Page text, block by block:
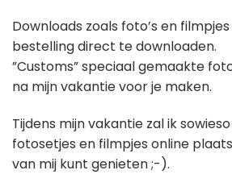
Downloads zoals foto’s en filmpjes
bestelling direct te downloaden.
”Customs” speciaal gemaakte
na mijn vakantie voor je maken.
Tijdens mijn vakantie zal ik
fotosetjes en filmpjes online
van mij kunt genieten ;-).